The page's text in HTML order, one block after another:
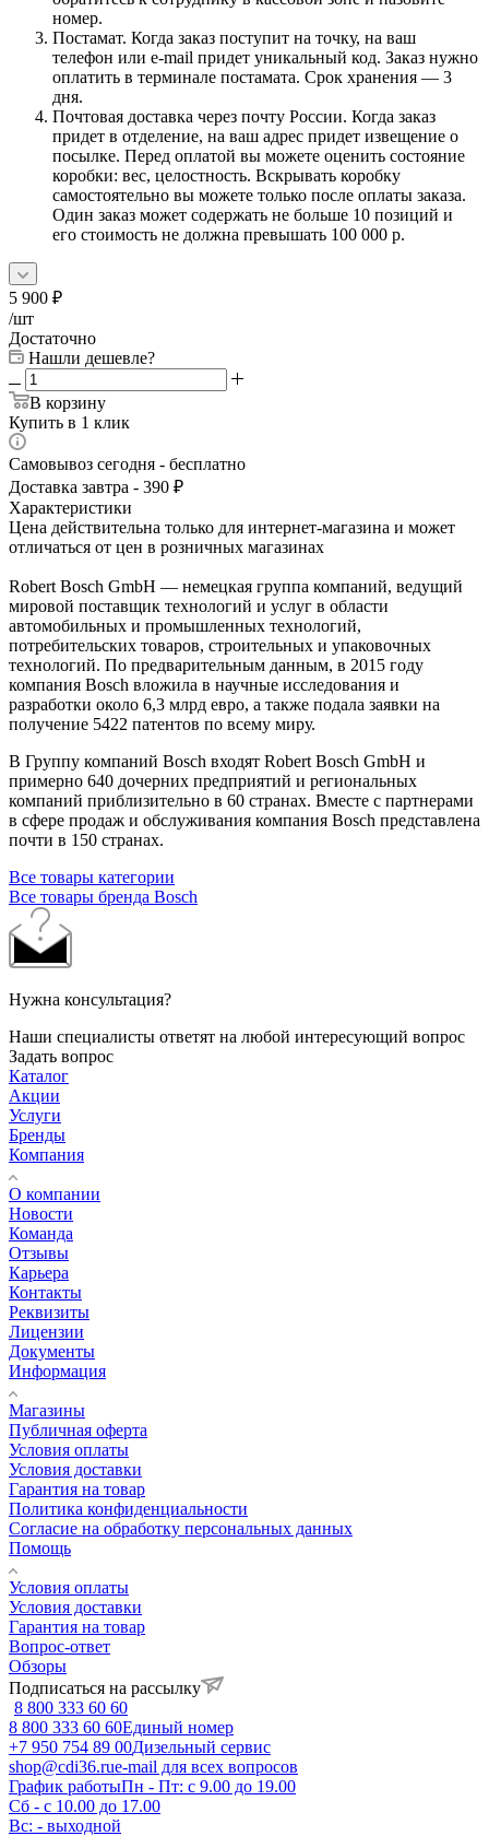
номер.
Постамат. Когда заказ поступит на точку, на ваш
телефон или e-mail придет уникальный код. Заказ нужно
оплатить в терминале постамата. Срок хранения — 3
дня.
Почтовая доставка через почту России. Когда заказ
придет в отделение, на ваш адрес придет извещение о
посылке. Перед оплатой вы можете оценить состояние
коробки: вес, целостность. Вскрывать коробку
самостоятельно вы можете только после оплаты заказа.
Один заказ может содержать не больше 10 позиций и
его стоимость не должна превышать 100 000 р.
5 900 ₽
/шт
Достаточно
Нашли дешевле?
В корзину
Купить в 1 клик
Самовывоз сегодня - бесплатно
Доставка завтра - 390 ₽
Характеристики
Цена действительна только для интернет-магазина и может
отличаться от цен в розничных магазинах
Robert Bosch GmbH — немецкая группа компаний, ведущий
мировой поставщик технологий и услуг в области
автомобильных и промышленных технологий,
потребительских товаров, строительных и упаковочных
технологий. По предварительным данным, в 2015 году
компания Bosch вложила в научные исследования и
разработки около 6,3 млрд евро, а также подала заявки на
получение 5422 патентов по всему миру.
В Группу компаний Bosch входят Robert Bosch GmbH и
примерно 640 дочерних предприятий и региональных
компаний приблизительно в 60 странах. Вместе с партнерами
в сфере продаж и обслуживания компания Bosch представлена
почти в 150 странах.
Все товары категории
Все товары бренда Bosch
Нужна консультация?
Наши специалисты ответят на любой интересующий вопрос
Задать вопрос
Каталог
Акции
Услуги
Бренды
Компания
О компании
Новости
Команда
Отзывы
Карьера
Контакты
Реквизиты
Лицензии
Документы
Информация
Магазины
Публичная оферта
Условия оплаты
Условия доставки
Гарантия на товар
Политика конфиденциальности
Согласие на обработку персональных данных
Помощь
Условия оплаты
Условия доставки
Гарантия на товар
Вопрос-ответ
Обзоры
Подписаться на рассылку
8 800 333 60 60
8 800 333 60 60Единый номер
+7 950 754 89 00Дизельный сервис
shop@cdi36.rue-mail для всех вопросов
График работыПн - Пт: с 9.00 до 19.00
Сб - с 10.00 до 17.00
Вс: - выходной